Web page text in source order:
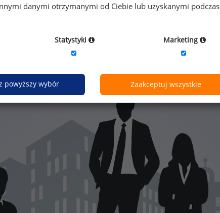
danymi otrzymanymi od Ciebie lub uzyskanymi podczas
Statystyki Marketing
powyższy wybór Zaakceptuj wszystkie